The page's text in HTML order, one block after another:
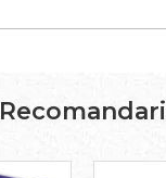
Recomandari